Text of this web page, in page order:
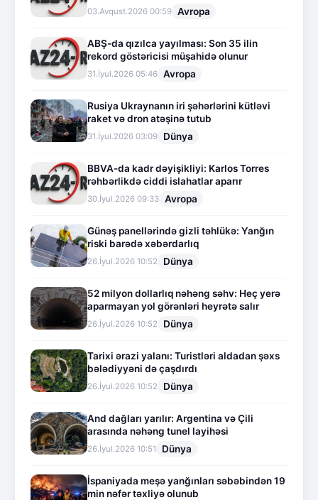
03.Avqust.2026 00:59 Avropa
ABŞ-da qızılca yayılması: Son 35 ilin
rekord göstəricisi müşahidə olunur
31.İyul.2026 05:46 Avropa
Rusiya Ukraynanın iri şəhərlərini kütləvi
raket və dron atəşinə tutub
31.İyul.2026 03:09 Dünya
BBVA-da kadr dəyişikliyi: Karlos Torres
rəhbərlikdə ciddi islahatlar aparır
30.İyul.2026 09:33 Avropa
Günəş panellərində gizli təhlükə: Yanğın
riski barədə xəbərdarlıq
26.İyul.2026 10:52 Dünya
52 milyon dollarlıq nəhəng səhv: Heç yerə
aparmayan yol görənləri heyrətə salır
26.İyul.2026 10:52 Dünya
Tarixi ərazi yalanı: Turistləri aldadan şəxs
bələdiyyəni də çaşdırdı
26.İyul.2026 10:52 Dünya
And dağları yarılır: Argentina və Çili
arasında nəhəng tunel layihəsi
26.İyul.2026 10:51 Dünya
İspaniyada meşə yanğınları səbəbindən 19
min nəfər təxliyə olunub